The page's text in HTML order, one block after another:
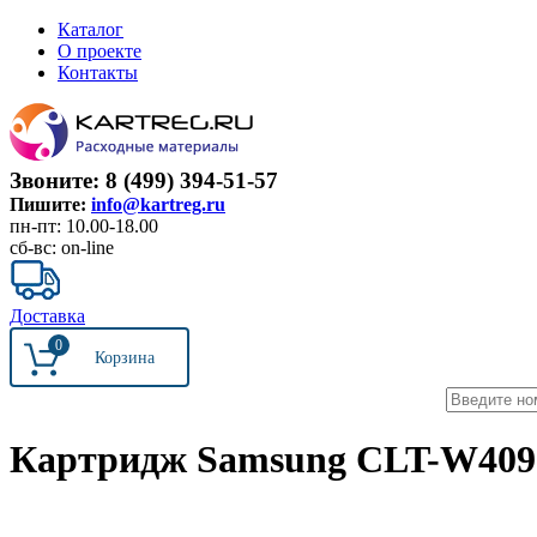
Каталог
О проекте
Контакты
Звоните: 8 (499) 394-51-57
Пишите: info@kartreg.ru
пн-пт: 10.00-18.00
сб-вс: on-line
Доставка
0
Картридж Samsung CLT-